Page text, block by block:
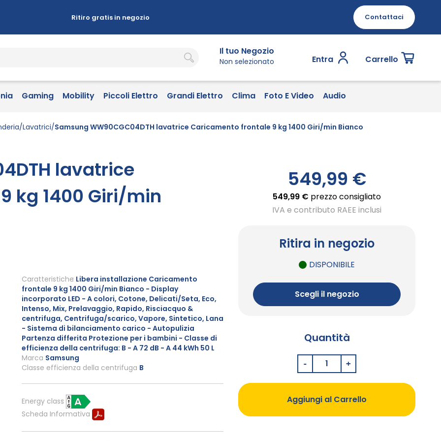
Ritiro gratis in negozio Contattaci
Il tuo Negozio
Non selezionato Entra Carrello
Gaming Mobility Piccoli Elettro Grandi Elettro Clima Foto E Video Audio
Lavatrici Samsung WW90CGC04DTH lavatrice Caricamento frontale 9 kg 1400 Giri/min Bianco
lavatrice
kg 1400 Giri/min
549,99 €
549,99 € prezzo consigliato
IVA e contributo RAEE inclusi
Ritira in negozio
DISPONIBILE
Scegli il negozio
Quantità
Aggiungi al Carrello
Marca Samsung
Caratteristiche Libera installazione Caricamento
frontale 9 kg 1400 Giri/min Bianco - Display
incorporato LED - A colori, Cotone, Delicati/Seta, Eco,
Intenso, Mix, Prelavaggio, Rapido, Risciacquo &
centrifuga, Centrifuga/scarico, Vapore, Sintetico, Lana
- Sistema di bilanciamento carico - Autopulizia
Partenza differita Protezione per i bambini - Classe di
efficienza della centrifuga: B - A 72 dB - A 44 kWh 50 L
Energy class
Scheda Informativa
Classe efficienza della centrifuga B